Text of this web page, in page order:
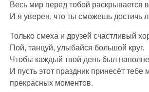
Весь мир перед тобой раскрывается
И я уверен, что ты сможешь достичь
Только смеха и друзей счастливый
Пой, танцуй, улыбайся большой круг.
Чтобы каждый твой день был
И пусть этот праздник принесёт тебе
прекрасных моментов.